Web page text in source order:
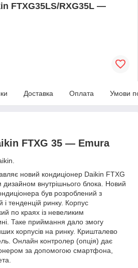
FTXG35LS/RXG35L —
Доставка Оплата Умови
FTXG 35 — Emura
новий кондиціонер Daikin FTXG
внутрішнього блока. Новий
був розроблений з
і тенденцій ринку. Корпус
по краях із невеликим
Таке приймання дало змогу
корпусів на ринку. Кришталево
Онлайн контролер (опція) дає
за допомогою смартфона,